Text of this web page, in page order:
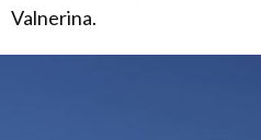
Valnerina.